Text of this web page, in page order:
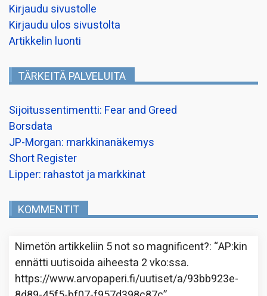
Kirjaudu sivustolle
Kirjaudu ulos sivustolta
Artikkelin luonti
TÄRKEITÄ PALVELUITA
Sijoitussentimentti: Fear and Greed
Borsdata
JP-Morgan: markkinanäkemys
Short Register
Lipper: rahastot ja markkinat
KOMMENTIT
Nimetön artikkeliin 5 not so magnificent?: “AP:kin
ennätti uutisoida aiheesta 2 vko:ssa.
https://www.arvopaperi.fi/uutiset/a/93bb923e-